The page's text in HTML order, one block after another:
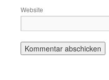
Website